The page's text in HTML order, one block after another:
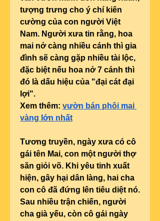
tượng trưng cho ý chí kiên
cường của con người Việt
Nam. Người xưa tin rằng, hoa
mai nở càng nhiều cánh thì gia
đình sẽ càng gặp nhiều tài lộc,
đặc biệt nếu hoa nở 7 cánh thì
đó là dấu hiệu của "đại cát đại
lợi".
Xem thêm: vườn bán phôi mai
vàng lớn nhất
Tương truyền, ngày xưa có cô
gái tên Mai, con một người thợ
săn giỏi võ. Khi yêu tinh xuất
hiện, gây hại dân làng, hai cha
con cô đã đứng lên tiêu diệt nó.
Sau nhiều trận chiến, người
cha già yếu, còn cô gái ngày